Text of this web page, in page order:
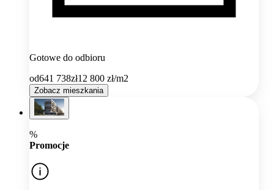
Gotowe do odbioru
od641 738zł12 800 zł/m2
Zobacz mieszkania
%
Promocje